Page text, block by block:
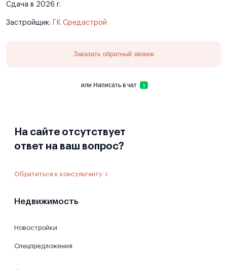
Сдача в 2026 г.
Застройщик: ГК Средастрой
Заказать обратный звонок
или Написать в чат
На сайте отсутствует
ответ на ваш вопрос?
Обратиться к консультанту
Недвижимость
Новостройки
Спецпредложения